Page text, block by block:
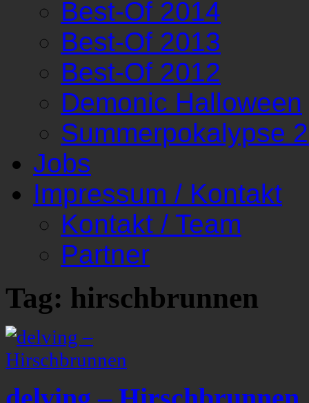
Best-Of 2014
Best-Of 2013
Best-Of 2012
Demonic Halloween
Summerpokalypse
Jobs
Impressum / Kontakt
Kontakt / Team
Partner
Tag: hirschbrunnen